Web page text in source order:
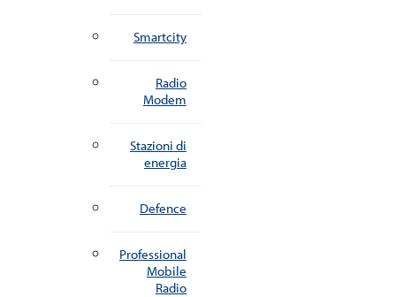
Smartcity
Radio
Modem
Stazioni di
energia
Defence
Professional
Mobile
Radio